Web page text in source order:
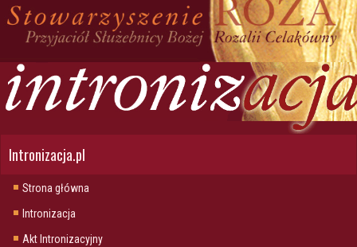
Intronizacja.pl
Strona główna
Intronizacja
Akt Intronizacyjny